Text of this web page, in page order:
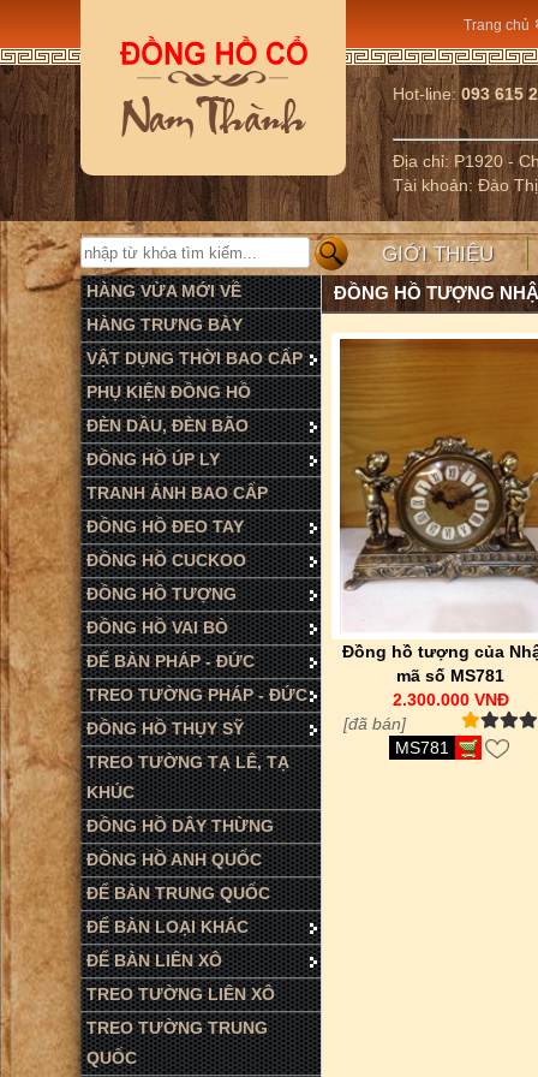
Trang chủ
Hot-line:093 615
Địa chỉ: P1920 -
Tài khoản: Đào
GIỚI THIỆU
HÀNG VỪA MỚI VỀ
HÀNG TRƯNG BÀY
VẬT DỤNG THỜI BAO CẤP
PHỤ KIỆN ĐỒNG HỒ
ĐÈN DẦU, ĐÈN BÃO
ĐỒNG HỒ ÚP LY
TRANH ẢNH BAO CẤP
ĐỒNG HỒ ĐEO TAY
ĐỒNG HỒ CUCKOO
ĐỒNG HỒ TƯỢNG
ĐỒNG HỒ VAI BÒ
ĐỂ BÀN PHÁP - ĐỨC
TREO TƯỜNG PHÁP - ĐỨC
ĐỒNG HỒ THỤY SỸ
TREO TƯỜNG TẠ LÊ, TẠ
KHÚC
ĐỒNG HỒ DÂY THỪNG
ĐỒNG HỒ ANH QUỐC
ĐỂ BÀN TRUNG QUỐC
ĐỂ BÀN LOẠI KHÁC
ĐỂ BÀN LIÊN XÔ
TREO TƯỜNG LIÊN XÔ
TREO TƯỜNG TRUNG
QUỐC
ĐỒNG HỒ TƯỢNG
Đồng hồ tượng của
mã số MS781
2.300.000 VNĐ
[đã bán]
MS781